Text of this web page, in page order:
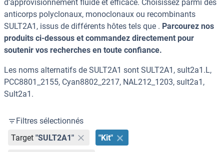
d’approvisionnement fluide et efficace. Choisissez parmi des
anticorps polyclonaux, monoclonaux ou recombinants
SULT2A1, issus de différents hôtes tels que . Parcourez nos
produits ci-dessous et commandez directement pour
soutenir vos recherches en toute confiance.
Les noms alternatifs de SULT2A1 sont SULT2A1, sult2a1.L,
PCC8801_2155, Cyan8802_2217, NAL212_1203, sult2a1,
Sult2a1.
Filtres sélectionnés
Target "SULT2A1" "Kit"